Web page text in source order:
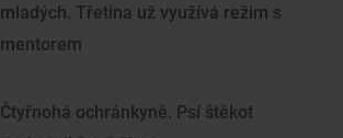
mladých. Třetina už využívá režim s
mentorem
Čtyřnohá ochránkyně. Psí štěkot